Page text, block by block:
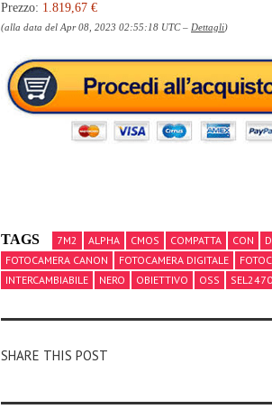
Prezzo: 1.819,67 €
(alla data del Apr 08, 2023 02:55:18 UTC – Dettagli)
TAGS 7M2 ALPHA CMOS COMPATTA CON
FOTOCAMERA CANON
FOTOCAMERA DIGITALE
INTERCAMBIABILE
NERO OBIETTIVO OSS
SHARE THIS POST